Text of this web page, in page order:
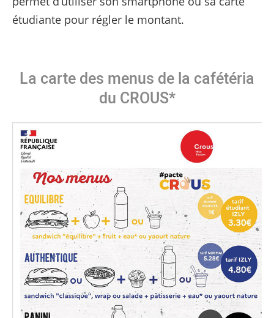
étudiante pour régler le montant.
La carte des menus de la cafétéria
du CROUS*